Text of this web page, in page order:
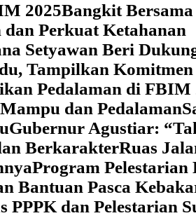
2025‎Bangkit
Perkuat Ketahanan
Setyawan Beri
Tampilkan
Pedalaman di FBIM
dan Pedalaman
‎Gubernur Agustiar:
BerkarakterRuas
Program Pelestarian
Bantuan Pasca
dan Pelestarian